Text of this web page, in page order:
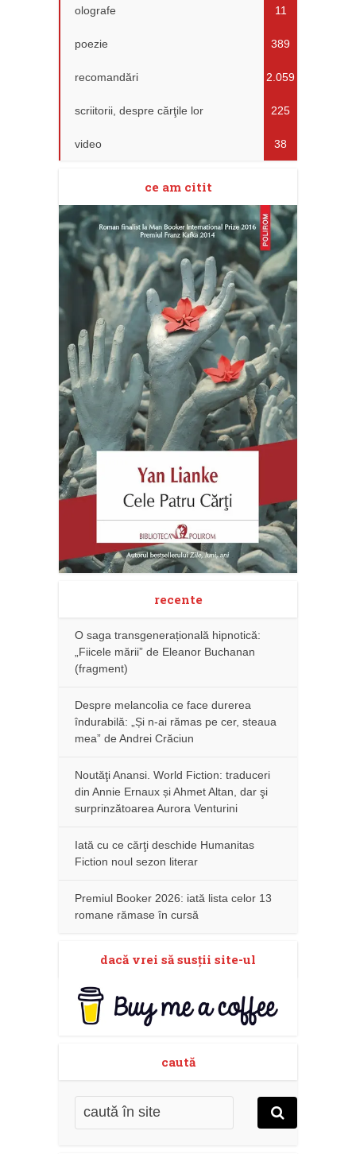
olografe 11
poezie 389
recomandări 2.059
scriitorii, despre cărţile lor 225
video 38
ce am citit
recente
O saga transgenerațională hipnotică:
„Fiicele mării” de Eleanor Buchanan
(fragment)
Despre melancolia ce face durerea
îndurabilă: „Și n-ai rămas pe cer, steaua
mea” de Andrei Crăciun
Noutăţi Anansi. World Fiction: traduceri
din Annie Ernaux și Ahmet Altan, dar şi
surprinzătoarea Aurora Venturini
Iată cu ce cărţi deschide Humanitas
Fiction noul sezon literar
Premiul Booker 2026: iată lista celor 13
romane rămase în cursă
dacă vrei să susţii site-ul
caută